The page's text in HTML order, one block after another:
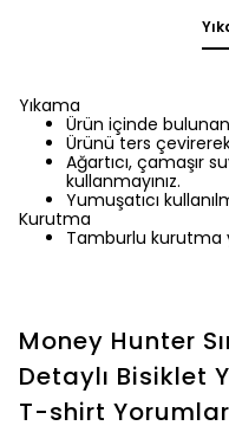
Yıkama
Ürün içinde
Ürünü ters çevirerek
Ağartıcı, çamaşır
kullanmayınız.
Yumuşatıcı
Kurutma
Tamburlu kurutma
Money Hunter
Detaylı Bisiklet
T-shirt Yorumlar